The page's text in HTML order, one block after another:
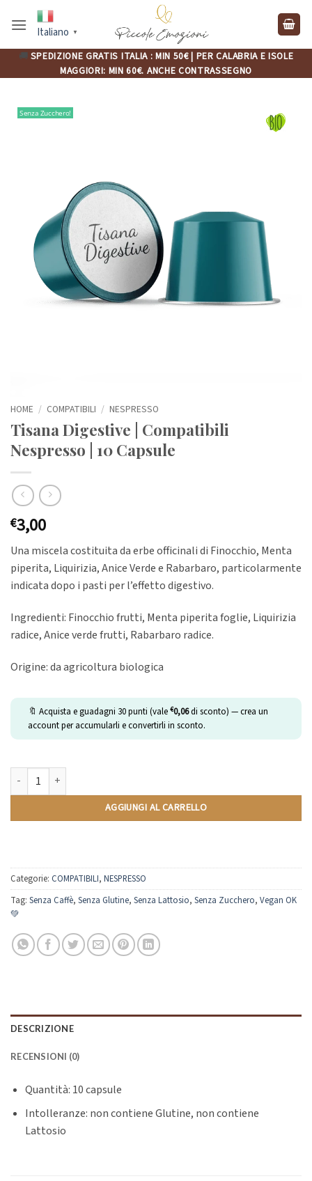
Italiano ▼
🚚 SPEDIZIONE GRATIS ITALIA : MIN 50€ | PER CALABRIA E ISOLE
MAGGIORI: MIN 60€. ANCHE CONTRASSEGNO
Senza Zucchero!
HOME / COMPATIBILI / NESPRESSO
Tisana Digestive | Compatibili
Nespresso | 10 Capsule
€3,00
Una miscela costituita da erbe officinali di Finocchio, Menta
piperita, Liquirizia, Anice Verde e Rabarbaro, particolarmente
indicata dopo i pasti per l’effetto digestivo.
Ingredienti: Finocchio frutti, Menta piperita foglie, Liquirizia
radice, Anice verde frutti, Rabarbaro radice.
Origine: da agricoltura biologica
🔖 Acquista e guadagni 30punti (vale €0,06di sconto) — crea un
account per accumularli e convertirli in sconto.
Tisana Digestive | Compatibili Nespresso | 10 Capsule quantità
AGGIUNGI AL CARRELLO
Categorie: COMPATIBILI, NESPRESSO
Tag: Senza Caffè, Senza Glutine, Senza Lattosio, Senza Zucchero, Vegan OK
💚
DESCRIZIONE
RECENSIONI (0)
Quantità: 10 capsule
Intolleranze: non contiene Glutine, non contiene
Lattosio